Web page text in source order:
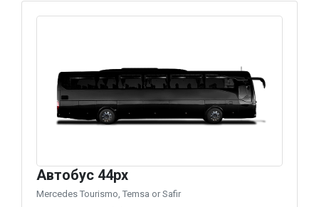
Автобус 44px
Mercedes Tourismo, Temsa or Safir